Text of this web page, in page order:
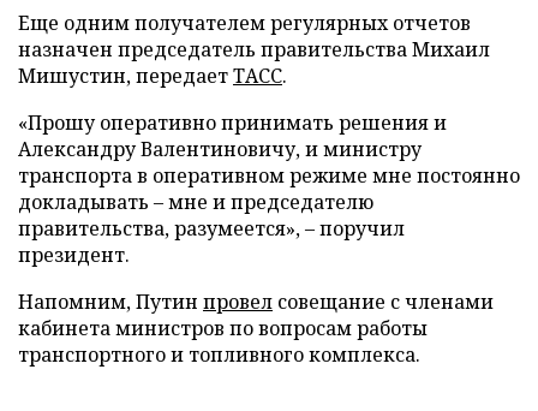
Еще одним получателем регулярных отчетов
назначен председатель правительства Михаил
Мишустин, передаетТАСС.
«Прошу оперативно принимать решения и
Александру Валентиновичу, и министру
транспорта в оперативном режиме мне постоянно
докладывать – мне и председателю
правительства, разумеется», – поручил
президент.
Напомним, Путин провел совещание с членами
кабинета министров по вопросам работы
транспортного и топливного комплекса.